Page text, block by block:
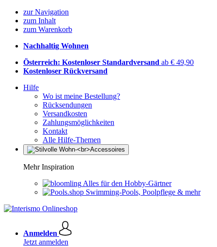
zur Navigation
zum Inhalt
zum Warenkorb
Nachhaltig Wohnen
Österreich: Kostenloser Standardversand ab € 49,90
Kostenloser Rückversand
Hilfe
Wo ist meine Bestellung?
Rücksendungen
Versandkosten
Zahlungsmöglichkeiten
Kontakt
Alle Hilfe-Themen
Mehr Inspiration
Alles für den Hobby-Gärtner
Swimming-Pools, Poolpflege & mehr
Anmelden
Jetzt anmelden